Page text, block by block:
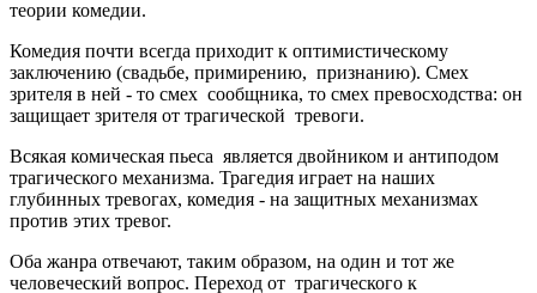
теории комедии.
Комедия почти всегда приходит к оптимистическому
заключению (свадьбе, примирению, признанию). Смех
зрителя в ней - то смех сообщника, то смех превосходства: он
защищает зрителя от трагической тревоги.
Всякая комическая пьеса является двойником и антиподом
трагического механизма. Трагедия играет на наших
глубинных тревогах, комедия - на защитных механизмах
против этих тревог.
Оба жанра отвечают, таким образом, на один и тот же
человеческий вопрос. Переход от трагического к